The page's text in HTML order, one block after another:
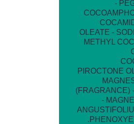
-
OLEATE -
METHYL
PIROCTONE
(FRAGRANCE)
-